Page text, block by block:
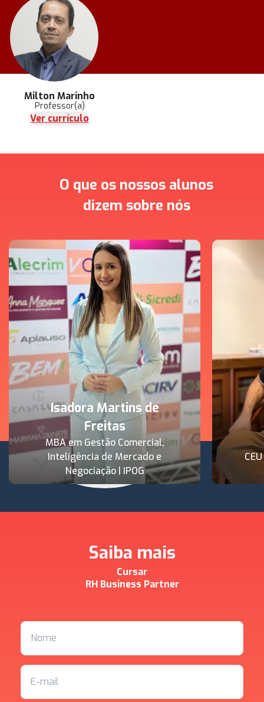
Milton Marinho
Professor(a)
Ver currículo
O que os nossos alunos
dizem sobre nós
Isadora Martins de
Freitas
MBA em Gestão Comercial,
Inteligência de Mercado e
Negociação | IPOG
Saiba mais
Cursar
RH Business Partner